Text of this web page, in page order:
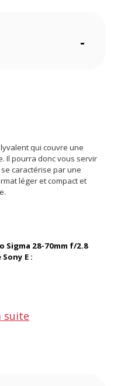
-
qui couvre une
Il pourra donc vous servir
caractérise par une
léger et compact et
28-70mm f/2.8
E :
privilégie la
suite